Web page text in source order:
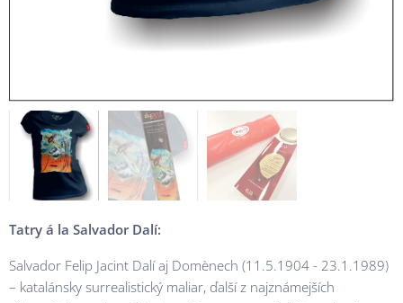
Tatry á la Salvador Dalí:
Salvador Felip Jacint Dalí aj Domènech (11.5.1904 - 23.1.1989)
– katalánsky surrealistický maliar, ďalší z najznámejších